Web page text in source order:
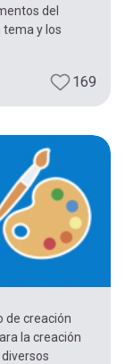
del
tema y los
169
de creación
la creación